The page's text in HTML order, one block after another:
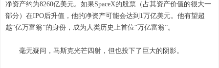
净资产约为8260亿美元。如果SpaceX的股票（占其资产价值的很大一
部分）在IPO后升值，他的净资产可能会达到1万亿美元。他有望超
越“亿万富翁”的身份，成为人类历史上首位“万亿富翁”。
毫无疑问，马斯克光芒四射，但也投下了巨大的阴影。